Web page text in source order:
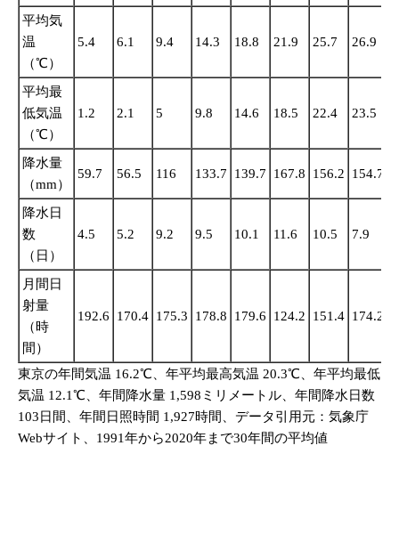
平均気
温
（℃）
5.4 6.1 9.4 14.3 18.8 21.9 25.7 26.9
平均最
低気温
（℃）
1.2 2.1 5 9.8 14.6 18.5 22.4 23.5
降水量
（mm）
59.7 56.5 116 133.7 139.7 167.8 156.2 154.7
降水日
数
（日）
4.5 5.2 9.2 9.5 10.1 11.6 10.5 7.9
月間日
射量
（時
間）
192.6 170.4 175.3 178.8 179.6 124.2 151.4 174.2
東京の年間気温 16.2℃、年平均最高気温 20.3℃、年平均最低
気温 12.1℃、年間降水量 1,598ミリメートル、年間降水日数
103日間、年間日照時間 1,927時間、データ引用元：気象庁
Webサイト、1991年から2020年まで30年間の平均値